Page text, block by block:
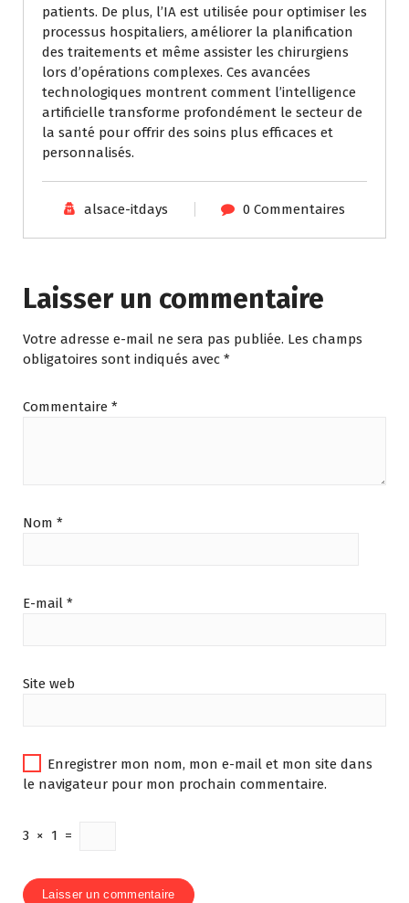
patients. De plus, l’IA est utilisée pour optimiser les
processus hospitaliers, améliorer la planification
des traitements et même assister les chirurgiens
lors d’opérations complexes. Ces avancées
technologiques montrent comment l’intelligence
artificielle transforme profondément le secteur de
la santé pour offrir des soins plus efficaces et
personnalisés.
alsace-itdays 0 Commentaires
Laisser un commentaire
Votre adresse e-mail ne sera pas publiée. Les champs
obligatoires sont indiqués avec *
Commentaire *
Nom *
E-mail *
Site web
Enregistrer mon nom, mon e-mail et mon site dans
le navigateur pour mon prochain commentaire.
3 × 1 =